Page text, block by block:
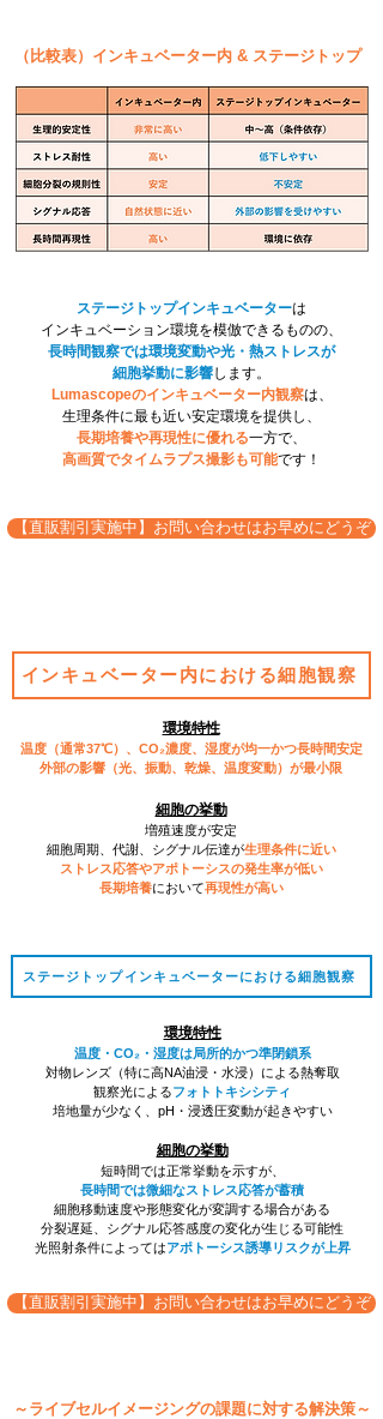
（比較表）インキュベーター内 & ステージトップ
ステージトップインキュベーターは
インキュベーション環境を模倣できるものの、
長時間観察では環境変動や光・熱ストレスが
細胞挙動に影響します。
Lumascopeの​インキュベーター内観察は、
生理条件に最も近い安定環境を提供し、
長期培養や再現性に優れる一方で、
高画質でタイムラプス撮影も可能です！​
【直販割引実施中】お問い合わせはお早めにどうぞ
インキュベーター内における細胞観察
環境特性
温度（通常37℃）、CO₂濃度、湿度が均一かつ長時間安定
外部の影響（光、振動、乾燥、温度変動）が最小限
細胞の挙動
増殖速度が安定
細胞周期、代謝、シグナル伝達が生理条件に近い
ストレス応答やアポトーシスの発生率が低い
長期培養において再現性が高い
ステージトップインキュベーターにおける細胞観察
環境特性
温度・CO₂・湿度は局所的かつ準閉鎖系
対物レンズ（特に高NA油浸・水浸）による熱奪取
観察光によるフォトトキシシティ
培地量が少なく、pH・浸透圧変動が起きやすい
細胞の挙動
短時間では正常挙動を示すが、
長時間では微細なストレス応答が蓄積
細胞移動速度や形態変化が変調する場合がある
分裂遅延、シグナル応答感度の変化が生じる可能性
光照射条件によってはアポトーシス誘導リスクが上昇
【直販割引実施中】お問い合わせはお早めにどうぞ
～ライブセルイメージングの課題に対する解決策～